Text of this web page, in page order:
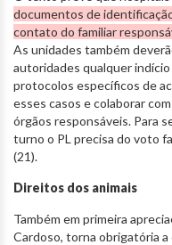
documentos de
contato do familiar
As unidades também
autoridades qualquer
protocolos específicos de
esses casos e colaborar
órgãos responsáveis. Para
turno o PL precisa do voto
(21).
Direitos dos animais
Também em primeira
Cardoso, torna obrigatória